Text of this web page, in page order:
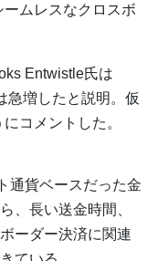
ムレスなクロスボ
Entwistle氏は
急増したと説明。仮
コメントした。
通貨ベースだった金
、長い送金時間、
ーダー決済に関連